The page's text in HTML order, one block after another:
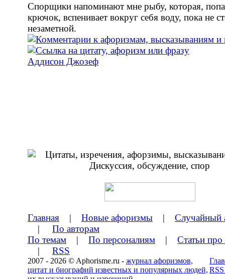
Спорщики напоминают мне рыбу, которая,
крючок, вспенивает вокруг себя воду, пока не
незаметной.
Аддисон Джозеф
Главная | Новые афоризмы | Случайный
| По авторам
По темам | По персоналиям | Статьи
| RSS
2007 - 2026 © Aphorisme.ru - журнал афоризмов,
цитат и биографий известных и популярных людей,